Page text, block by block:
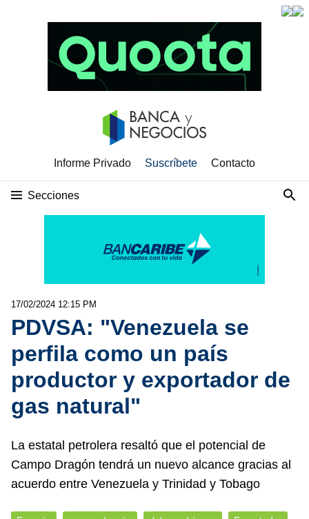
Informe Privado Suscríbete Contacto
Secciones
17/02/2024 12:15 PM
PDVSA: "Venezuela se
perfila como un país
productor y exportador de
gas natural"
La estatal petrolera resaltó que el potencial de
Campo Dragón tendrá un nuevo alcance gracias al
acuerdo entre Venezuela y Trinidad y Tobago